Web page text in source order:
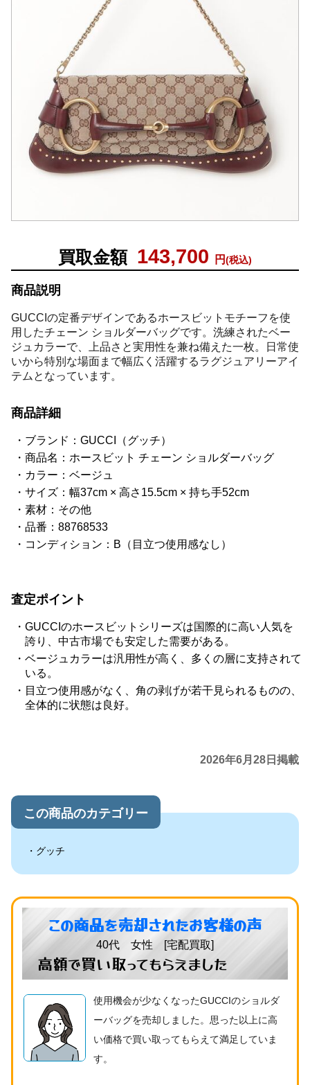
買取金額 143,700 円(税込)
商品説明
GUCCIの定番デザインであるホースビットモチーフを使
用したチェーン ショルダーバッグです。洗練されたベー
ジュカラーで、上品さと実用性を兼ね備えた一枚。日常使
いから特別な場面まで幅広く活躍するラグジュアリーアイ
テムとなっています。
商品詳細
ブランド：GUCCI（グッチ）
商品名：ホースビット チェーン ショルダーバッグ
カラー：ベージュ
サイズ：幅37cm × 高さ15.5cm × 持ち手52cm
素材：その他
品番：88768533
コンディション：B（目立つ使用感なし）
査定ポイント
GUCCIのホースビットシリーズは国際的に高い人気を
誇り、中古市場でも安定した需要がある。
ベージュカラーは汎用性が高く、多くの層に支持されて
いる。
目立つ使用感がなく、角の剥げが若干見られるものの、
全体的に状態は良好。
2026年6月28日掲載
この商品のカテゴリー
グッチ
この商品を売却されたお客様の声
40代 女性 [宅配買取]
高額で買い取ってもらえました
使用機会が少なくなったGUCCIのショルダ
ーバッグを売却しました。思った以上に高
い価格で買い取ってもらえて満足していま
す。